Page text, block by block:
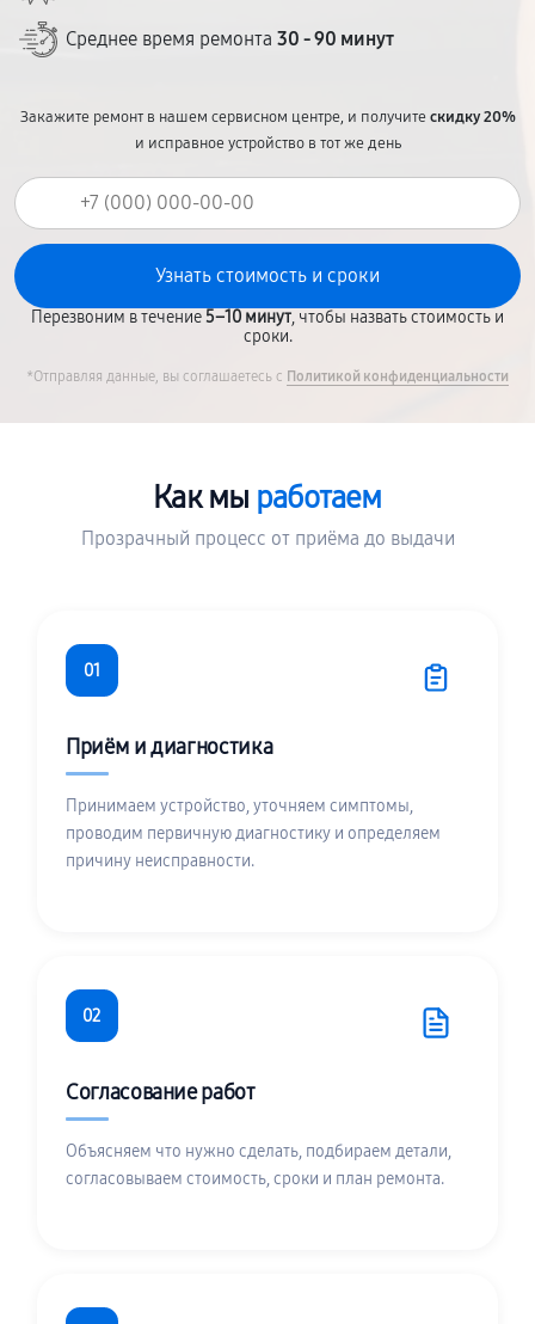
Среднее время ремонта 30 - 90 минут
Закажите ремонт в нашем сервисном центре, и получитескидку 20%
и исправное устройство в тот же день
Перезвоним в течение 5–10 минут, чтобы назвать стоимость и
сроки.
*Отправляя данные, вы соглашаетесь с Политикой конфиденциальности
Как мы работаем
Прозрачный процесс от приёма до выдачи
01
Приём и диагностика
Принимаем устройство, уточняем симптомы,
проводим первичную диагностику и определяем
причину неисправности.
02
Согласование работ
Объясняем что нужно сделать, подбираем детали,
согласовываем стоимость, сроки и план ремонта.